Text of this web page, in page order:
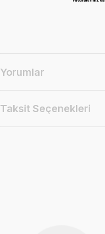
Yorumlar
Taksit Seçenekleri